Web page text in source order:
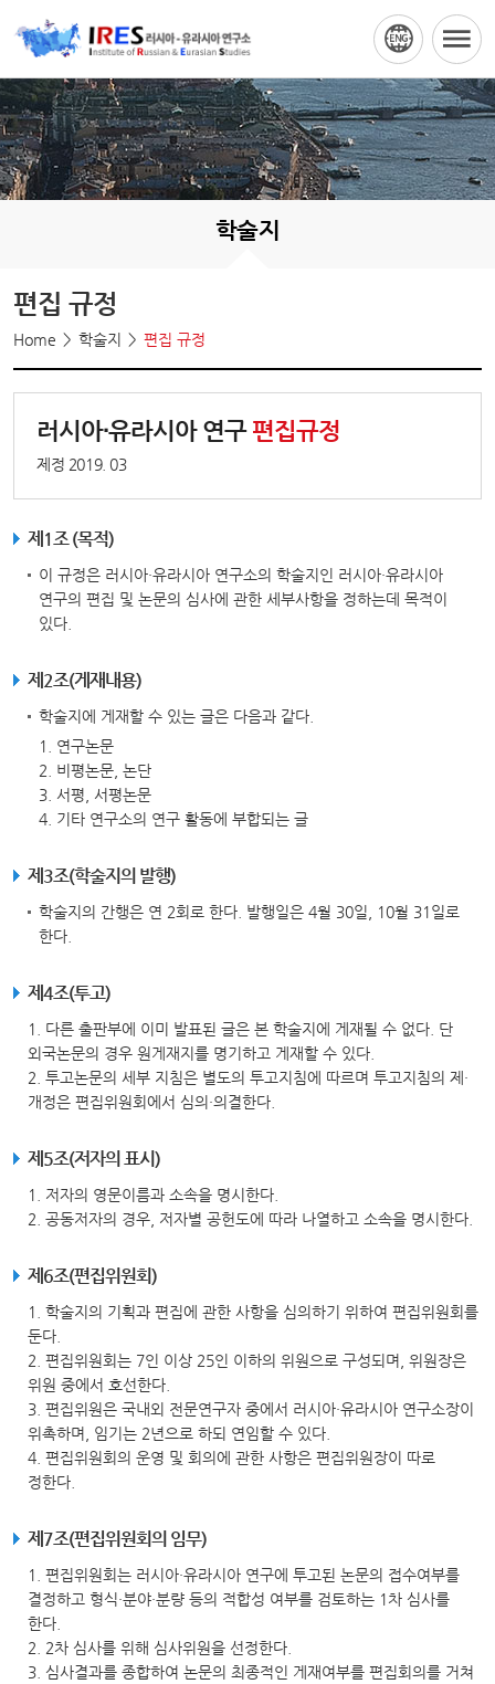
학술지
편집 규정
Home 학술지 편집 규정
러시아∙유라시아 연구 편집규정
제정 2019. 03
제1조 (목적)
이 규정은 러시아·유라시아 연구소의 학술지인 러시아·유라시아
연구의 편집 및 논문의 심사에 관한 세부사항을 정하는데 목적이
있다.
제2조(게재내용)
학술지에 게재할 수 있는 글은 다음과 같다.
1. 연구논문
2. 비평논문, 논단
3. 서평, 서평논문
4. 기타 연구소의 연구 활동에 부합되는 글
제3조(학술지의 발행)
학술지의 간행은 연 2회로 한다. 발행일은 4월 30일, 10월 31일로
한다.
제4조(투고)
1. 다른 출판부에 이미 발표된 글은 본 학술지에 게재될 수 없다. 단
외국논문의 경우 원게재지를 명기하고 게재할 수 있다.
2. 투고논문의 세부 지침은 별도의 투고지침에 따르며 투고지침의 제·
개정은 편집위원회에서 심의·의결한다.
제5조(저자의 표시)
1. 저자의 영문이름과 소속을 명시한다.
2. 공동저자의 경우, 저자별 공헌도에 따라 나열하고 소속을 명시한다.
제6조(편집위원회)
1. 학술지의 기획과 편집에 관한 사항을 심의하기 위하여 편집위원회를
둔다.
2. 편집위원회는 7인 이상 25인 이하의 위원으로 구성되며, 위원장은
위원 중에서 호선한다.
3. 편집위원은 국내외 전문연구자 중에서 러시아·유라시아 연구소장이
위촉하며, 임기는 2년으로 하되 연임할 수 있다.
4. 편집위원회의 운영 및 회의에 관한 사항은 편집위원장이 따로
정한다.
제7조(편집위원회의 임무)
1. 편집위원회는 러시아·유라시아 연구에 투고된 논문의 접수여부를
결정하고 형식·분야·분량 등의 적합성 여부를 검토하는 1차 심사를
한다.
2. 2차 심사를 위해 심사위원을 선정한다.
3. 심사결과를 종합하여 논문의 최종적인 게재여부를 편집회의를 거쳐